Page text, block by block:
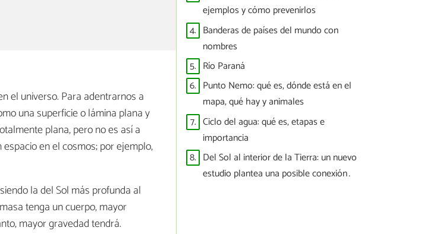
el universo. Para adentrarnos a
una superficie o lámina plana y
plana, pero no es así a
en el cosmos; por ejemplo,
la del Sol más profunda al
tenga un cuerpo, mayor
mayor gravedad tendrá.
ejemplos y cómo prevenirlos
4. Banderas de países del mundo con
nombres
5. Río Paraná
6. Punto Nemo: qué es, dónde está en el
mapa, qué hay y animales
7. Ciclo del agua: qué es, etapas e
importancia
8. Del Sol al interior de la Tierra: un nuevo
estudio plantea una posible conexión